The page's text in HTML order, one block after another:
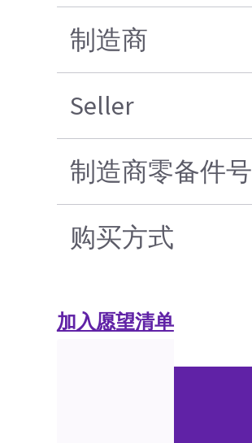
制造商
Seller
制造商零备件号
购买方式
加入愿望清单